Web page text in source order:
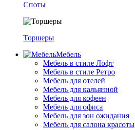
Споты
Торшеры
Мебель
Мебель в стиле Лофт
Мебель в стиле Ретро
Мебель для отелей
Мебель для кальянной
Мебель для кофеен
Мебель для офиса
Мебель для зон ожидания
Мебель для салона красоты